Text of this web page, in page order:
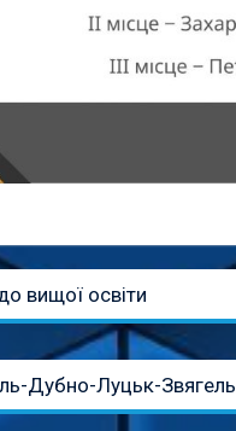
вищої освіти
Дубно-Луцьк-Звягель